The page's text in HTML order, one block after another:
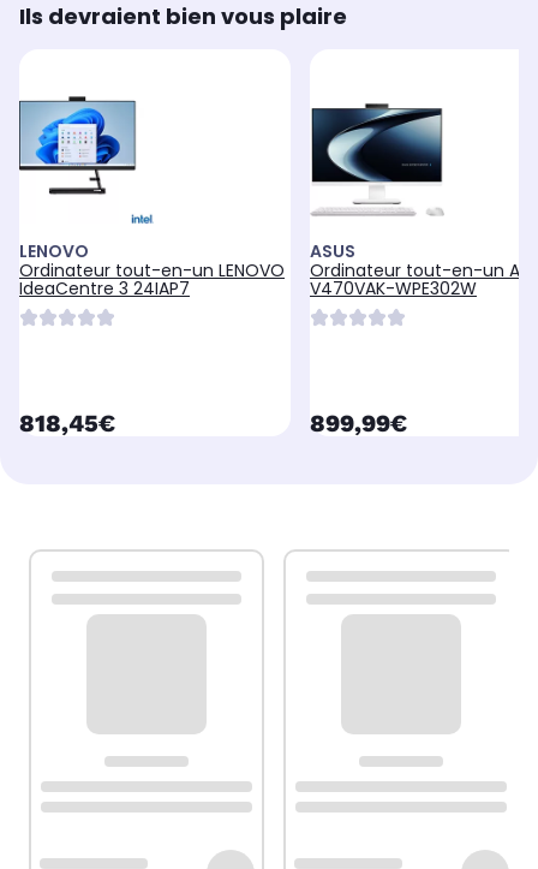
Ils devraient bien vous plaire
LENOVO
Ordinateur tout-en-un LENOVO
IdeaCentre 3 24IAP7
currentPrice
818,45€
ASUS
Ordinateur tout-en-un
V470VAK-WPE302W
currentPrice
899,99€